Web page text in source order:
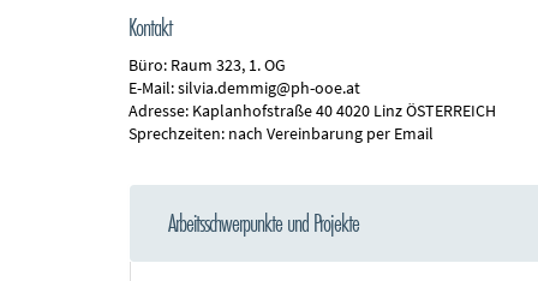
Kontakt
Büro: Raum 323, 1. OG
E-Mail:silvia.demmig@ph-ooe.at
Adresse: Kaplanhofstraße 40 4020 Linz ÖSTERREICH
Sprechzeiten: nach Vereinbarung per Email
Arbeitsschwerpunkte und Projekte